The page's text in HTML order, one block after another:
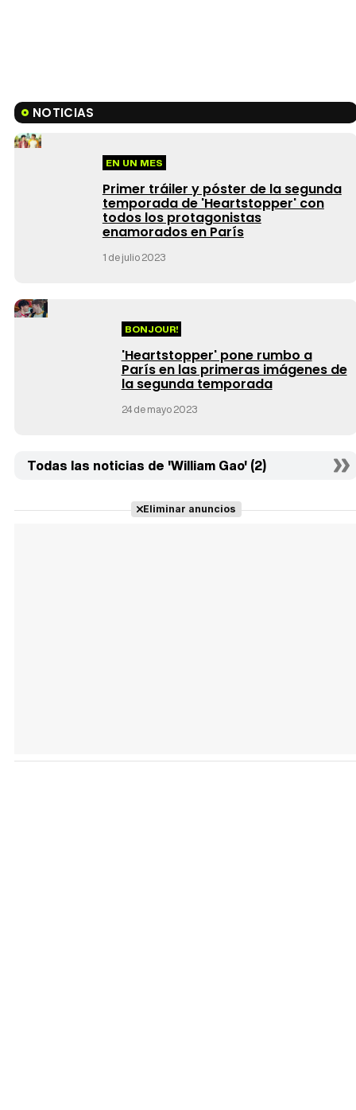
NOTICIAS
EN UN MES
Primer tráiler y póster de la segunda
temporada de 'Heartstopper' con
todos los protagonistas
enamorados en París
1 de julio 2023
BONJOUR!
'Heartstopper' pone rumbo a
París en las primeras imágenes de
la segunda temporada
24 de mayo 2023
Todas las noticias de 'William Gao' (2)
Eliminar anuncios